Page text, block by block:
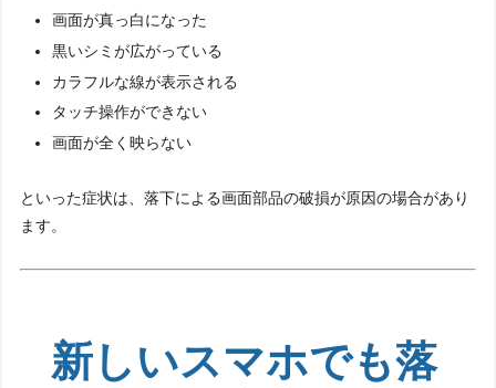
画面が真っ白になった
黒いシミが広がっている
カラフルな線が表示される
タッチ操作ができない
画面が全く映らない
といった症状は、落下による画面部品の破損が原因の場合があり
ます。
新しいスマホでも落